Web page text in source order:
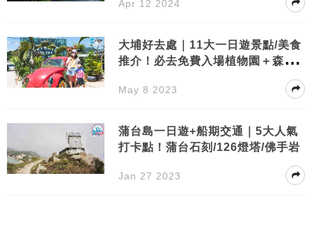
Apr 12 2024
大埔好去處｜11大一日遊景點/美食
推介！必去免費入場植物園＋森林
May 8 2023
蒲台島一日遊+船期交通｜5大人氣
打卡點！蒲台石刻/126燈塔/佛手岩
Jan 27 2023